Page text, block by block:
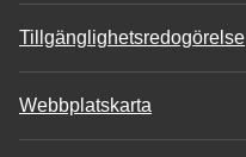
Tillgänglighetsredogörelse
Webbplatskarta